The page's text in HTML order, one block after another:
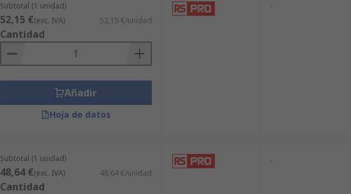
Subtotal (1 unidad)
52,15 €(exc. IVA) 52,15 €/unidad
Cantidad
Añadir
Hoja de datos
-
Subtotal (1 unidad)
48,64 €(exc. IVA) 48,64 €/unidad
Cantidad
-